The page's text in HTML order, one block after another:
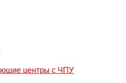
центры с ЧПУ